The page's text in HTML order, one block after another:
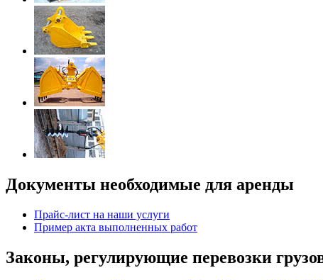
Документы необходимые для аренды
Прайс-лист на наши услуги
Пример акта выполненных работ
Законы, регулирующие перевозки